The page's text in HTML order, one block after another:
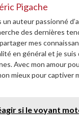
Pigache
un auteur passionné
des dernières
partager mes
en général et je
Avec mon amour
mieux pour
si le voyant